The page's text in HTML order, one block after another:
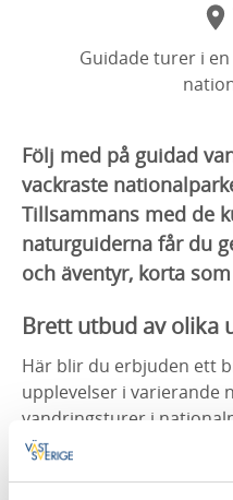
Guidade turer i
Följ med på guidad
vackraste
Tillsammans med de
naturguiderna får du
och äventyr, korta
Brett utbud av
Här blir du erbjuden ett
upplevelser i varierande
vandringsturer i
Vätterns
kulturhistoria och inte